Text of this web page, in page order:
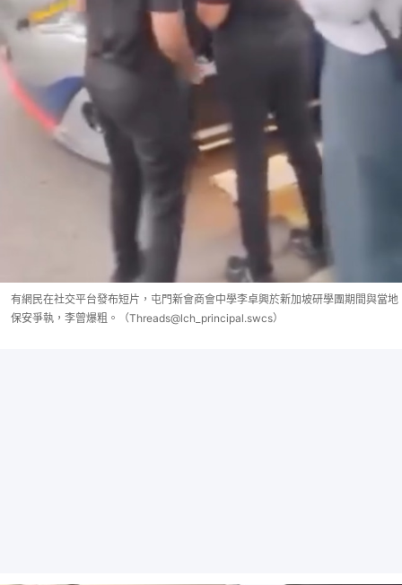
有網民在社交平台發布短片，屯門新會商會中學李卓興於新加坡研學團期間與當地
保安爭執，李曾爆粗。（Threads@lch_principal.swcs）